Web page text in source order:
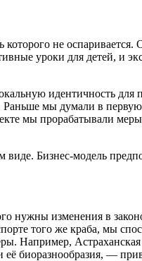
не
уроки для детей, и
идентичность для
Раньше мы думали в
мы прорабатывали
Бизнес-модель
изменения в
того же краба, мы
Астраханская
её биоразнообразия, —